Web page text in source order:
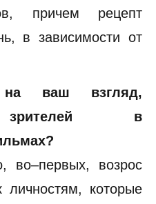
причем рецепт
в зависимости от
ваш взгляд,
зрителей в
возрос
личностям, которые